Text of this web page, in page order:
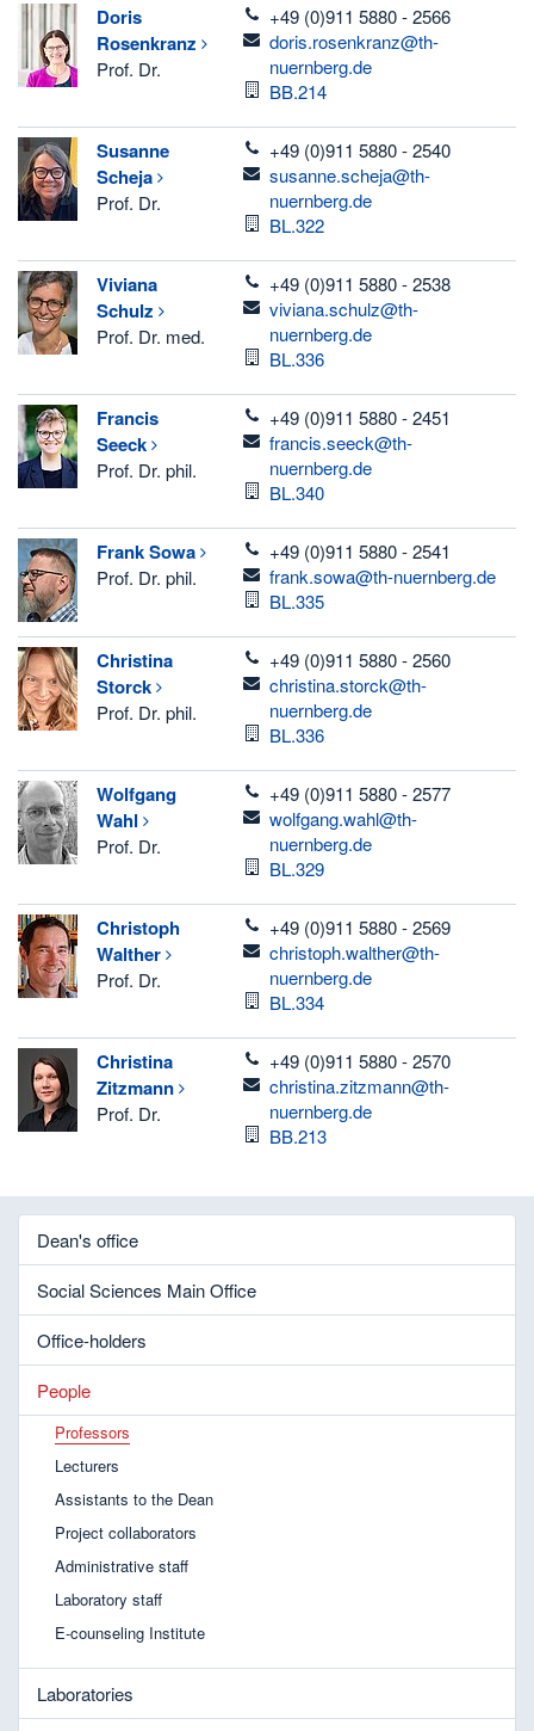
Doris
Rosenkranz
Prof. Dr.
telefon
+49 (0)911 5880 - 2566
email
doris.rosenkranz@th-
nuernberg.de
Room
BB.214
Susanne
Scheja
Prof. Dr.
telefon
+49 (0)911 5880 - 2540
email
susanne.scheja@th-
nuernberg.de
Room
BL.322
Viviana
Schulz
Prof. Dr. med.
telefon
+49 (0)911 5880 - 2538
email
viviana.schulz@th-
nuernberg.de
Room
BL.336
Francis
Seeck
Prof. Dr. phil.
telefon
+49 (0)911 5880 - 2451
email
francis.seeck@th-
nuernberg.de
Room
BL.340
FrankSowa
Prof. Dr. phil.
telefon
+49 (0)911 5880 - 2541
email
frank.sowa@th-nuernberg.de
Room
BL.335
Christina
Storck
Prof. Dr. phil.
telefon
+49 (0)911 5880 - 2560
email
christina.storck@th-
nuernberg.de
Room
BL.336
Wolfgang
Wahl
Prof. Dr.
telefon
+49 (0)911 5880 - 2577
email
wolfgang.wahl@th-
nuernberg.de
Room
BL.329
Christoph
Walther
Prof. Dr.
telefon
+49 (0)911 5880 - 2569
email
christoph.walther@th-
nuernberg.de
Room
BL.334
Christina
Zitzmann
Prof. Dr.
telefon
+49 (0)911 5880 - 2570
email
christina.zitzmann@th-
nuernberg.de
Room
BB.213
Dean's office
Social Sciences Main Office
Office-holders
People
Professors
Lecturers
Assistants to the Dean
Project collaborators
Administrative staff
Laboratory staff
E-counseling Institute
Laboratories